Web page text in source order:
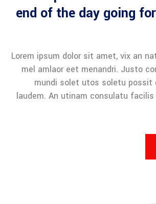
end of the day going
Lorem ipsum dolor sit amet, vix an
mel amlaor eet menandri. Justo
mundi solet utos soletu possit
laudem. An utinam consulatu